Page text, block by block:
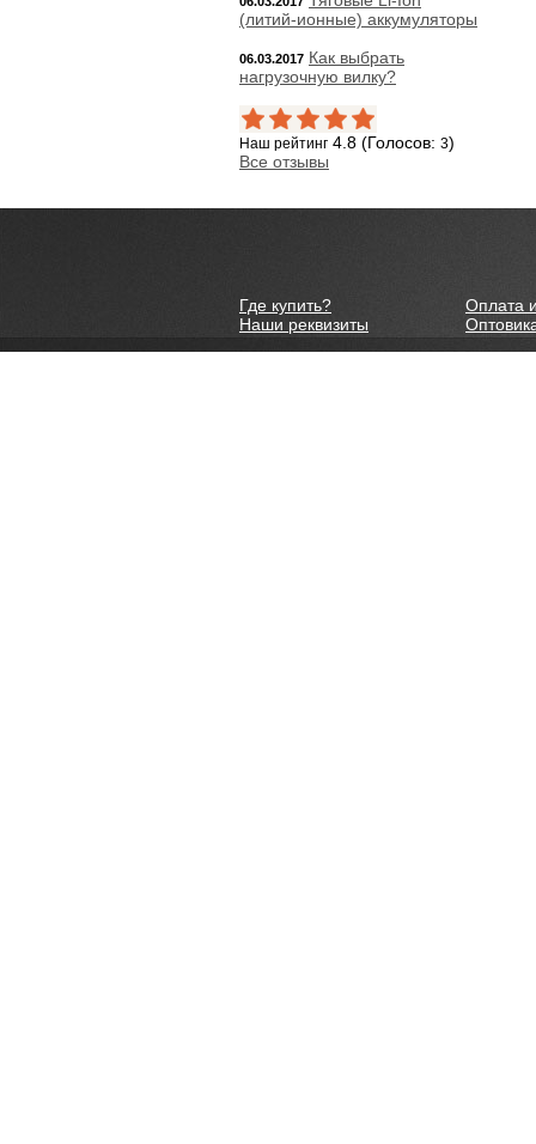
(литий-ионные) аккумуляторы
06.03.2017 Как выбрать
нагрузочную вилку?
Наш рейтинг 4.8 (Голосов: 3)
Все отзывы
Где купить?
Наши реквизиты
Оплата